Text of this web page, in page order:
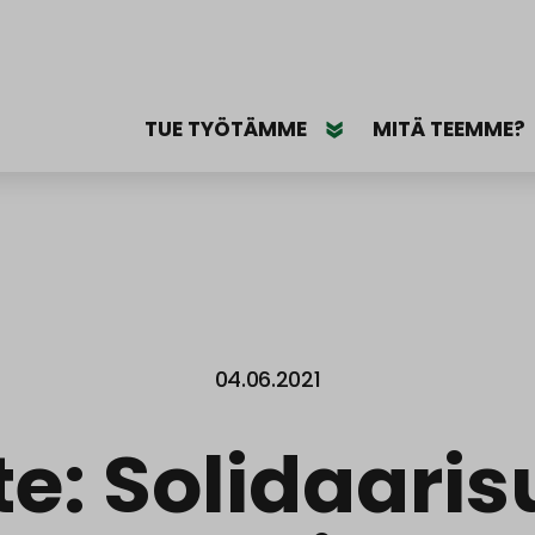
TUE TYÖTÄMME MITÄ TEEMME?
04.06.2021